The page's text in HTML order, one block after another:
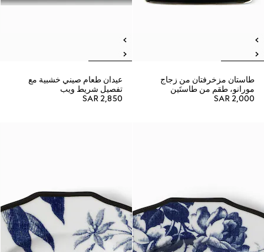
طاستان مزخرفتان من زجاج
مورانو، طقم من طاستَين
SAR 2,000
عيدان طعام صيني خشبية مع
تفصيل شريط ويب
SAR 2,850